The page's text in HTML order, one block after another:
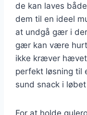
de kan laves
dem til en ideel
at undgå gær i
gær kan være
ikke kræver
perfekt løsning til
sund snack i
For at holde